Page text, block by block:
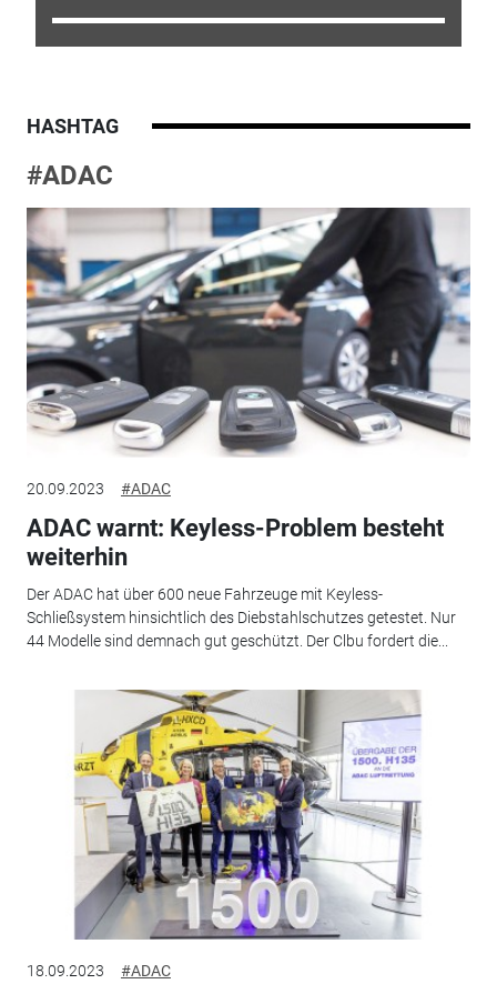
HASHTAG
#ADAC
20.09.2023 #ADAC
ADAC warnt: Keyless-Problem besteht
weiterhin
Der ADAC hat über 600 neue Fahrzeuge mit Keyless-
Schließsystem hinsichtlich des Diebstahlschutzes getestet. Nur
44 Modelle sind demnach gut geschützt. Der Clbu fordert die...
18.09.2023 #ADAC